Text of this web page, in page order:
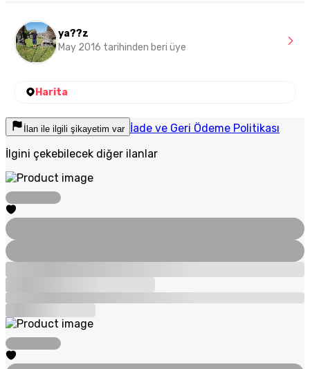
ya??z
May 2016 tarihinden beri üye
Harita
İlan ile ilgili şikayetim var İade ve Geri Ödeme Politikası
İlgini çekebilecek diğer ilanlar